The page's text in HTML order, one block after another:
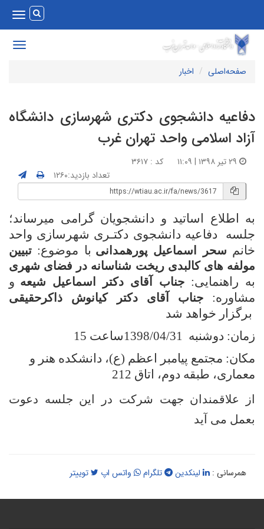
Toggle
Toggle
صفحه‌اصلی
اخبار
دانشجوی دکتری شهرسازی دانشگاه
اسلامی واحد تهران غرب
کد : ۳۶۱۷
تعداد بازدید:۱۲۶۰
اطلاع اساتید و دانشجویان گرامی میرساند؛
دفاعیه دانشجوی دکتـری شهرسازی واحد
سحر اسماعیل پورهمدانی با موضوع:تبیین
های کالبدی ریخت شناسانه در فضای شهری
راهنمایی:جناب آقای دکتر اسماعیل شیعه و
جناب آقای دکتر کیانوش ذاکرحقیقی
خواهد شد
دوشنبه 1398/04/31ساعت 15
مجتمع پیامبر اعظم (ع)، دانشکده هنر و
طبقه دوم، اتاق 212
علاقمندان جهت شرکت در این جلسه دعوت
می آید
همرسانی : لینکدین تلگرام واتس اپ توییتر